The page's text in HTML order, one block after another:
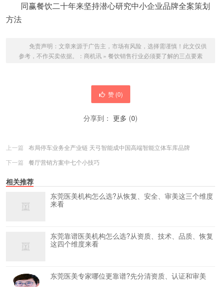
同赢餐饮二十年来坚持潜心研究中小企业品牌全案策划
方法
免责声明：文章来源于广告主，市场有风险，选择需谨慎！此文仅供
参考，不作买卖依据。： 商机讯» 餐饮销售行业必须要了解的三点要素
赞 (0)
分享到： 更多 (0)
上一篇
布局停车业务全产业链 天弓智能成中国高端智能立体车库品牌
下一篇
餐厅营销方案中七个小技巧
相关推荐
东莞医美机构怎么选?从恢复、安全、审美这三个维度
来看
东莞靠谱医美机构怎么选?从资质、技术、品质、恢复
这四个维度来看
东莞医美专家哪位更靠谱?先分清资质、认证和审美